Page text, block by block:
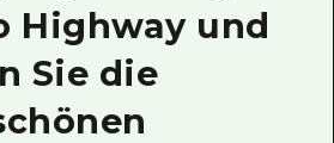
bei
Highway und
Sie die